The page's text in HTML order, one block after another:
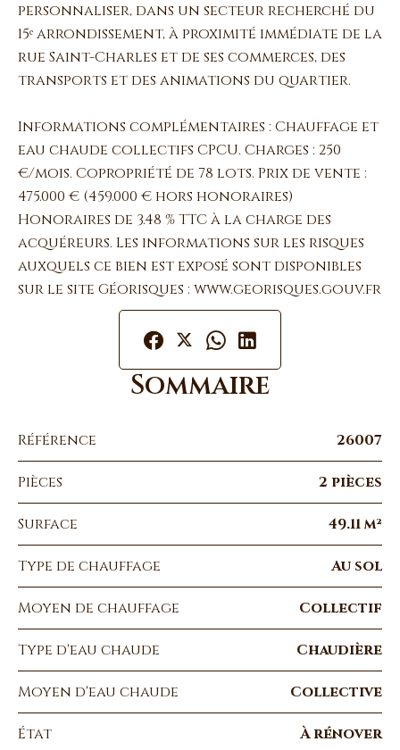
personnaliser, dans un secteur recherché du
15ᵉ arrondissement, à proximité immédiate de la
rue Saint-Charles et de ses commerces, des
transports et des animations du quartier.
Informations complémentaires : Chauffage et
eau chaude collectifs CPCU. Charges : 250
€/mois. Copropriété de 78 lots. Prix de vente :
475.000 € (459.000 € hors honoraires)
Honoraires de 3.48 % TTC à la charge des
acquéreurs. Les informations sur les risques
auxquels ce bien est exposé sont disponibles
sur le site Géorisques : www.georisques.gouv.fr
Sommaire
Référence 26007
Pièces 2 pièces
Surface 49.11 m²
Type de chauffage Au sol
Moyen de chauffage Collectif
Type d'eau chaude Chaudière
Moyen d'eau chaude Collective
État À rénover